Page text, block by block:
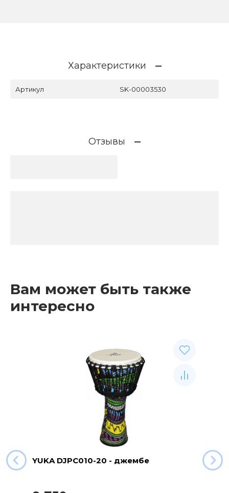
Характеристики
Артикул SK-00003530
Отзывы
Вам может быть также
интересно
YUKA DJPC010-20 - джембе